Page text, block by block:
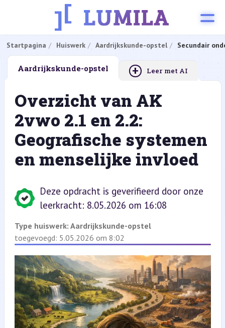
Startpagina Huiswerk Aardrijkskunde-opstel Secundair
Aardrijkskunde-opstel + Leer met AI
Overzicht van AK
2vwo 2.1 en 2.2:
Geografische systemen
en menselijke invloed
Deze opdracht is geverifieerd door onze
leerkracht: 8.05.2026 om 16:08
Type huiswerk: Aardrijkskunde-opstel
toegevoegd: 5.05.2026 om 8:02